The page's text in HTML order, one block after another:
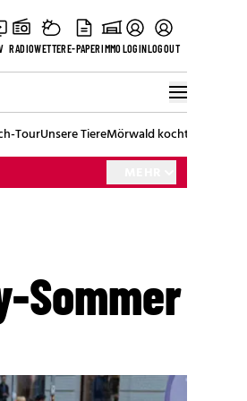
RADIOWETTERE-PAPERIMMOLOGINLOGOUT
TourUnsere TiereMörwald kocht
Sommer